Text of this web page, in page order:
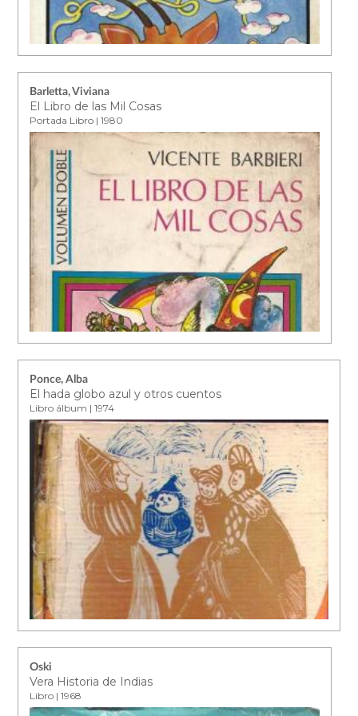
Barletta, Viviana
El Libro de las Mil Cosas
Portada Libro | 1980
Ponce, Alba
El hada globo azul y otros cuentos
Libro álbum | 1974
Oski
Vera Historia de Indias
Libro | 1968